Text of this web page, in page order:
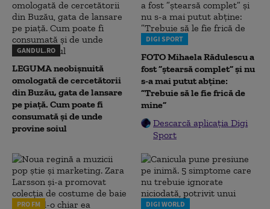
GANDUL.RO
LEGUMA neobișnuită
omologată de cercetătorii
din Buzău, gata de lansare
pe piață. Cum poate fi
consumată și de unde
provine soiul
DIGI SPORT
FOTO Mihaela Rădulescu a
fost ”ștearsă complet” și nu
s-a mai putut abține:
”Trebuie să le fie frică de
mine”
Descarcă aplicația Digi
Sport
PRO FM DIGI WORLD